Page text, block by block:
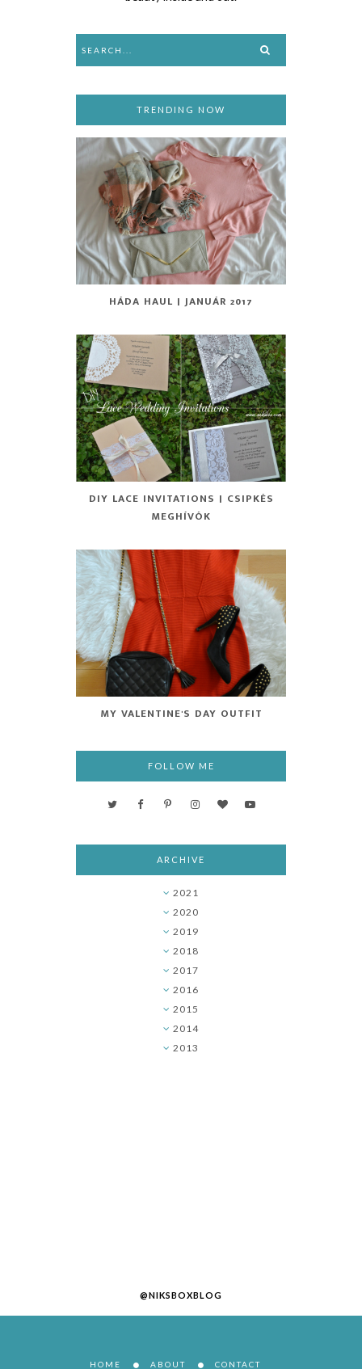
TRENDING NOW
HÁDA HAUL | JANUÁR 2017
DIY LACE INVITATIONS | CSIPKÉS
MEGHÍVÓK
MY VALENTINE'S DAY OUTFIT
FOLLOW ME
ARCHIVE
►2021
▼2020
►2019
►2018
►2017
►2016
►2015
►2014
►2013
@NIKSBOXBLOG
HOME ABOUT CONTACT